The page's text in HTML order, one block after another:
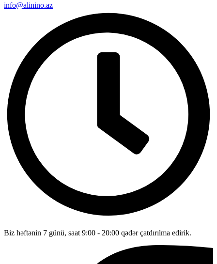
info@alinino.az
Biz həftənin 7 günü, saat 9:00 - 20:00 qədər çatdırılma edirik.